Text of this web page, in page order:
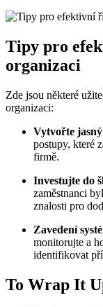
Tipy pro
organizaci
Zde jsou některé
organizaci:
Vytvořte
postupy, které
firmě.
Investujte do
zaměstnanci
znalosti pro
Zavedení
monitorujte a
identifikovat
To Wrap It